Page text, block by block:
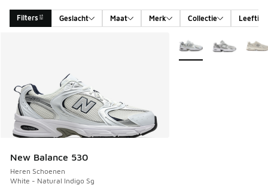
Filters Geslacht Maat Merk Collectie
New Balance 530
Heren Schoenen
White - Natural Indigo Sg
Meer kleuren